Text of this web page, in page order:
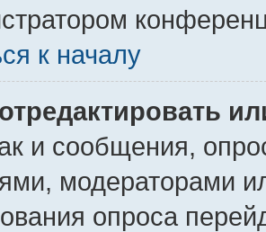
к началу
и сообщения,
модераторами
опроса